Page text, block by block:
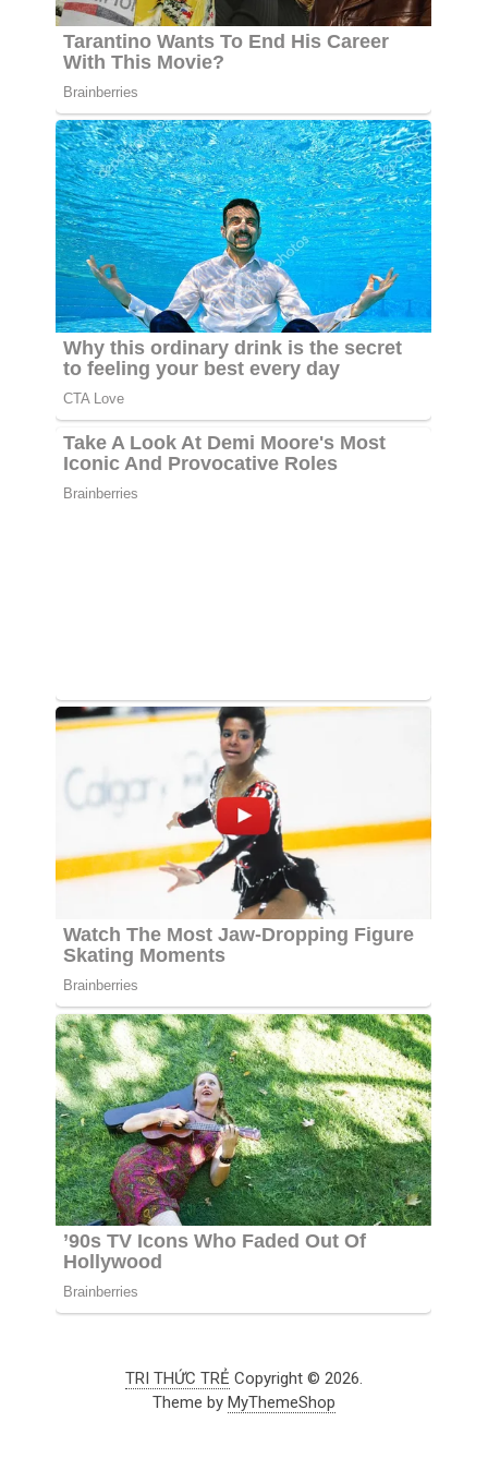
TRI THỨC TRẺ Copyright © 2026.
Theme by MyThemeShop